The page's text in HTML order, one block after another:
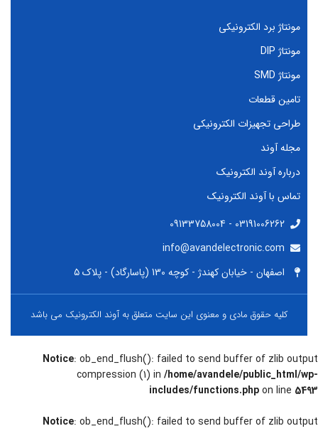
مونتاژ برد الکترونیکی
مونتاژ DIP
مونتاژ SMD
تامین قطعات
طراحی تجهیزات الکترونیکی
مجله آوند
درباره آوند الکترونیک
تماس با آوند الکترونیک
03191006262 - 09133758004
info@avandelectronic.com
اصفهان - خیابان کهندژ - کوچه 130 (پاسارگاد) - پلاک ۵
کلیه حقوق مادی و معنوی این سایت متعلق به آوند الکترونیک می باشد
Notice: ob_end_flush(): failed to send buffer of zlib output
compression (1) in /home/avandele/public_html/wp-
includes/functions.phpon line 5493
Notice: ob_end_flush(): failed to send buffer of zlib output